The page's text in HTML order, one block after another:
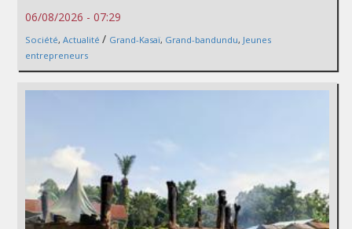
06/08/2026 - 07:29
Société, Actualité / Grand-Kasaï, Grand-bandundu, Jeunes
entrepreneurs